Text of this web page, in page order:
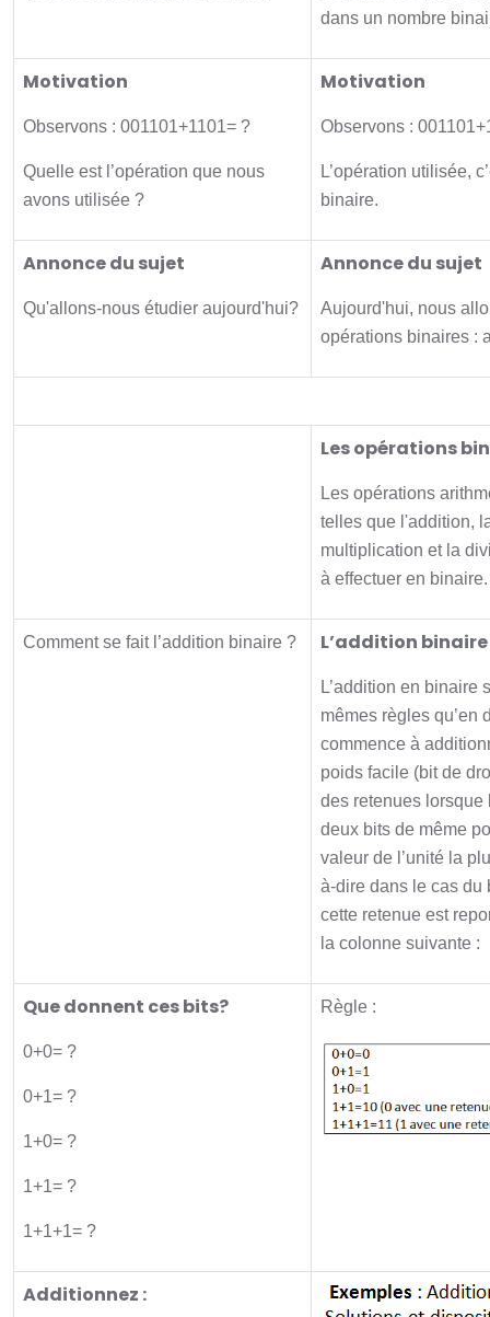
dans un nombre
Motivation
Observons : 001101+1101= ?
Quelle est l’opération que nous
avons utilisée ?
Motivation
Observons :
L’opération utilisée,
binaire.
Annonce du sujet
Qu'allons-nous étudier aujourd'hui?
Annonce du sujet
Aujourd'hui, nous
opérations binaires :
Les opérations
Les opérations
telles que l'addition,
multiplication et la
à effectuer en binaire.
Comment se fait l’addition binaire ? L’addition binaire
L’addition en binaire
mêmes règles qu’en
commence à
poids facile (bit de
des retenues lorsque
deux bits de même
valeur de l’unité la
à-dire dans le cas du
cette retenue est
la colonne suivante :
Que donnent ces bits?
0+0= ?
0+1= ?
1+0= ?
1+1= ?
1+1+1= ?
Règle :
Additionnez :